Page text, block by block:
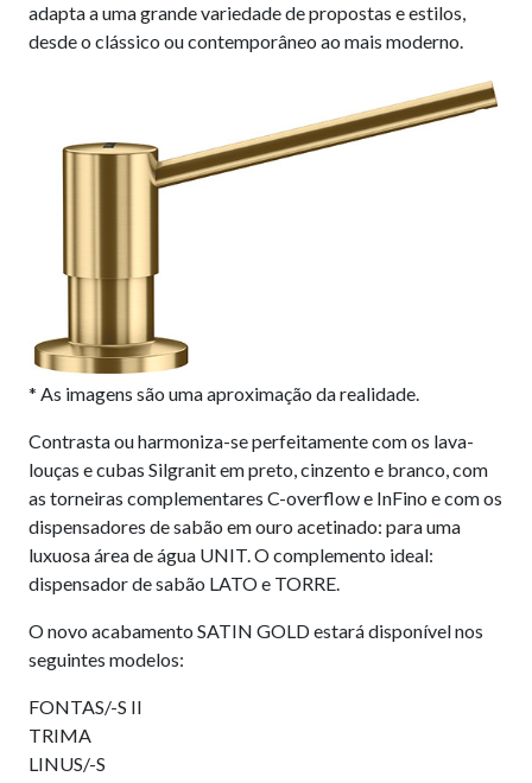
adapta a uma grande variedade de propostas e estilos,
desde o clássico ou contemporâneo ao mais moderno.
* As imagens são uma aproximação da realidade.
Contrasta ou harmoniza-se perfeitamente com os lava-
louças e cubas Silgranit em preto, cinzento e branco, com
as torneiras complementares C-overflow e InFino e com os
dispensadores de sabão em ouro acetinado: para uma
luxuosa área de água UNIT. O complemento ideal:
dispensador de sabão LATO e TORRE.
O novo acabamento SATIN GOLD estará disponível nos
seguintes modelos:
FONTAS/-S II
TRIMA
LINUS/-S